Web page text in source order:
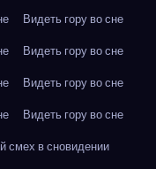
Видеть гору во сне
Видеть гору во сне
Видеть гору во сне
Видеть гору во сне
смех в сновидении